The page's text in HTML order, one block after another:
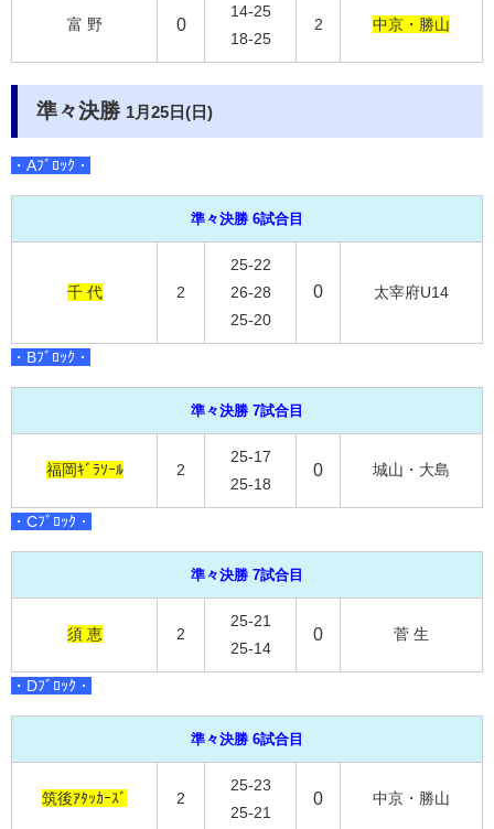
富 野 0
14-25
18-25
2 中京・勝山
準々決勝 1月25日(日)
・Aﾌﾞﾛｯｸ・
準々決勝 6試合目
千 代 2
25-22
26-28
25-20
0 太宰府U14
・Bﾌﾞﾛｯｸ・
準々決勝 7試合目
福岡ｷﾞﾗｿｰﾙ 2
25-17
25-18
0 城山・大島
・Cﾌﾞﾛｯｸ・
準々決勝 7試合目
須 恵 2
25-21
25-14
0 菅 生
・Dﾌﾞﾛｯｸ・
準々決勝 6試合目
筑後ｱﾀｯｶｰｽﾞ 2
25-23
25-21
0 中京・勝山